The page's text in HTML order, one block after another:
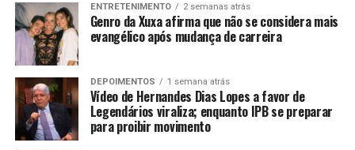
ENTRETENIMENTO 2 semanas atrás
Genro da Xuxa afirma que não se considera mais
evangélico após mudança de carreira
DEPOIMENTOS 1 semana atrás
Vídeo de Hernandes Dias Lopes a favor de
Legendários viraliza; enquanto IPB se preparar
para proibir movimento